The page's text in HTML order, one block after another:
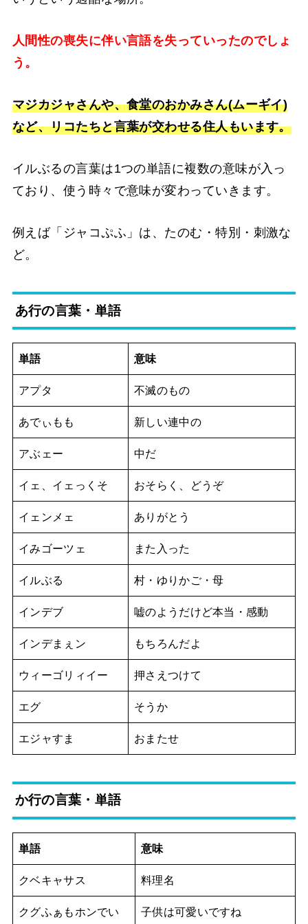
人間性の喪失に伴い言語を失っていったのでしょ
う。
マジカジャさんや、食堂のおかみさん(ムーギイ)
など、リコたちと言葉が交わせる住人もいます。
イルぶるの言葉は1つの単語に複数の意味が入っ
ており、使う時々で意味が変わっていきます。
例えば「ジャコぷふ」は、たのむ・特別・刺激な
ど。
あ行の言葉・単語
単語 意味
アプタ 不滅のもの
あでぃもも 新しい連中の
アぶェー 中だ
イェ、イェっくそ おそらく、どうぞ
イェンメェ ありがとう
イみゴーツェ また入った
イルぶる 村・ゆりかご・母
インデブ 嘘のようだけど本当・感動
インデまぇン もちろんだよ
ウィーゴリィイー 押さえつけて
エグ そうか
エジャすま おまたせ
か行の言葉・単語
単語 意味
クベキャサス 料理名
クグふぁもホンでい
子供は可愛いですね